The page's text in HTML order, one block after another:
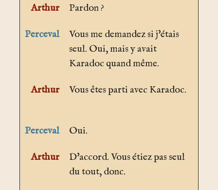
Arthur Pardon ?
Perceval
Vous me demandez si j'étais
seul. Oui, mais y avait
Karadoc quand même.
Arthur Vous êtes parti avec Karadoc.
Perceval Oui.
Arthur
D'accord. Vous étiez pas seul
du tout, donc.